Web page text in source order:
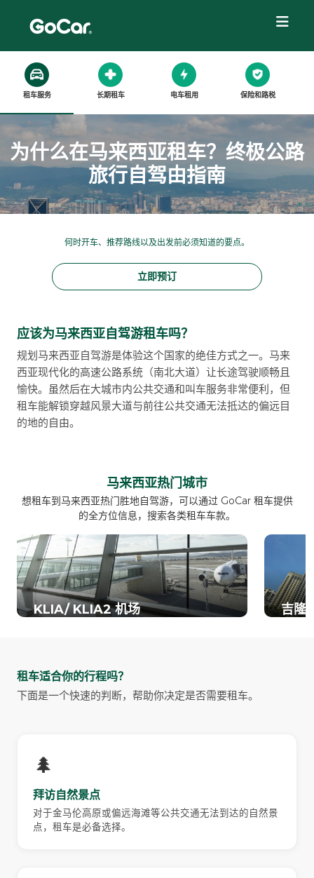
租车服务 长期租车 电车租用 保险和路税
为什么在马来西亚租车？终极公路
旅行自驾由指南
何时开车、推荐路线以及出发前必须知道的要点。
立即预订
应该为马来西亚自驾游租车吗？
规划马来西亚自驾游是体验这个国家的绝佳方式之一。马来
西亚现代化的高速公路系统（南北大道）让长途驾驶顺畅且
愉快。虽然后在大城市内公共交通和叫车服务非常便利，但
租车能解锁穿越风景大道与前往公共交通无法抵达的偏远目
的地的自由。
马来西亚热门城市
想租车到马来西亚热门胜地自驾游，可以通过 GoCar 租车提供
的全方位信息，搜索各类租车车款。
KLIA/ KLIA2 机场 吉隆
租车适合你的行程吗？
下面是一个快速的判断，帮助你决定是否需要租车。
🌲
拜访自然景点
对于金马伦高原或偏远海滩等公共交通无法到达的自然景
点，租车是必备选择。